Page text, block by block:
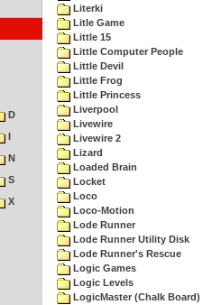
D
I
N
S
X
Literki
Litle Game
Little 15
Little Computer People
Little Devil
Little Frog
Little Princess
Liverpool
Livewire
Livewire 2
Lizard
Loaded Brain
Locket
Loco
Loco-Motion
Lode Runner
Lode Runner Utility Disk
Lode Runner's Rescue
Logic Games
Logic Levels
LogicMaster (Chalk Board)